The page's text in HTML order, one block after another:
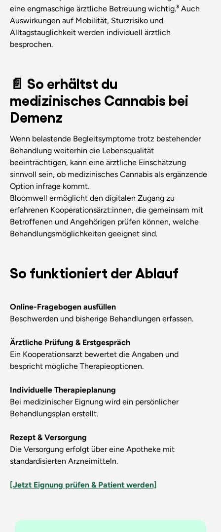
eine engmaschige ärztliche Betreuung wichtig.³ Auch
Auswirkungen auf Mobilität, Sturzrisiko und
Alltagstauglichkeit werden individuell ärztlich
besprochen.
📄 So erhältst du
medizinisches Cannabis bei
Demenz
Wenn belastende Begleitsymptome trotz bestehender
Behandlung weiterhin die Lebensqualität
beeinträchtigen, kann eine ärztliche Einschätzung
sinnvoll sein, ob medizinisches Cannabis als ergänzende
Option infrage kommt.
Bloomwell ermöglicht den digitalen Zugang zu
erfahrenen Kooperationsärzt:innen, die gemeinsam mit
Betroffenen und Angehörigen prüfen können, welche
Behandlungsmöglichkeiten geeignet sind.
So funktioniert der Ablauf
Online-Fragebogen ausfüllen
Beschwerden und bisherige Behandlungen erfassen.
Ärztliche Prüfung & Erstgespräch
Ein Kooperationsarzt bewertet die Angaben und
bespricht mögliche Therapieoptionen.
Individuelle Therapieplanung
Bei medizinischer Eignung wird ein persönlicher
Behandlungsplan erstellt.
Rezept & Versorgung
Die Versorgung erfolgt über eine Apotheke mit
standardisierten Arzneimitteln.
[Jetzt Eignung prüfen & Patient werden]